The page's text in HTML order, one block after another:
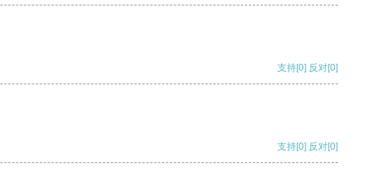
支持[0] 反对[0]
支持[0] 反对[0]